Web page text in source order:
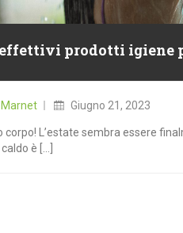
prodotti igiene
Posted
on
Giugno 21, 2023
corpo! L’estate sembra essere
è [...]